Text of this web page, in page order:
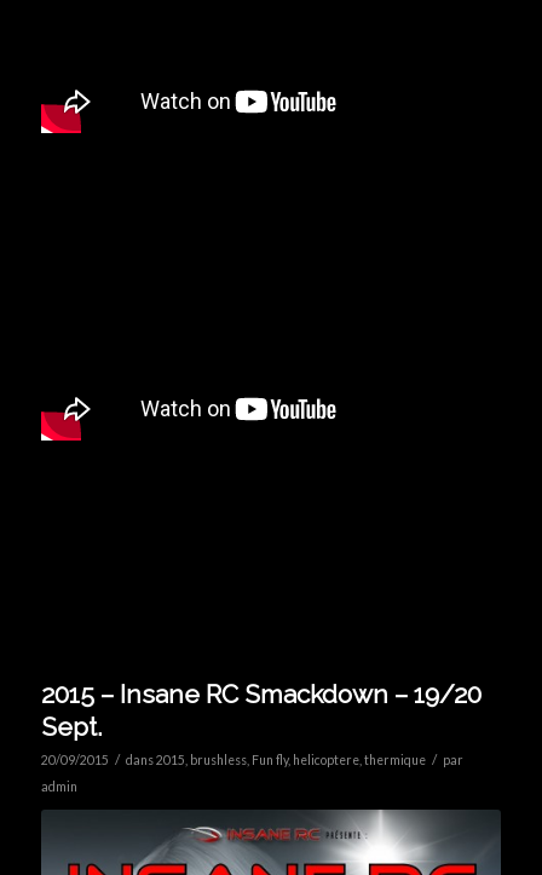
2015 – Insane RC Smackdown – 19/20
Sept.
20/09/2015 / dans2015 brushless, Fun fly, helicoptere, thermique / par
admin